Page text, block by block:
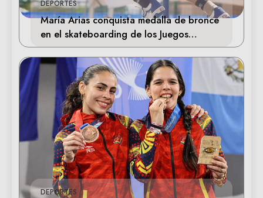
DEPORTES
María Arias conquista medalla de bronce
en el skateboarding de los Juegos
Centroamericanos
DEPORTES